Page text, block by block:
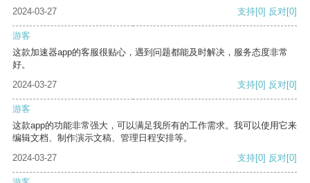
2024-03-27 支持[0] 反对[0]
游客
这款加速器app的客服很贴心，遇到问题都能及时解决，服务态度非常
好。
2024-03-27
支持[0] 反对[0]
游客
这款app的功能非常强大，可以满足我所有的工作需求。我可以使用它来
编辑文档、制作演示文稿、管理日程安排等。
2024-03-27
支持[0] 反对[0]